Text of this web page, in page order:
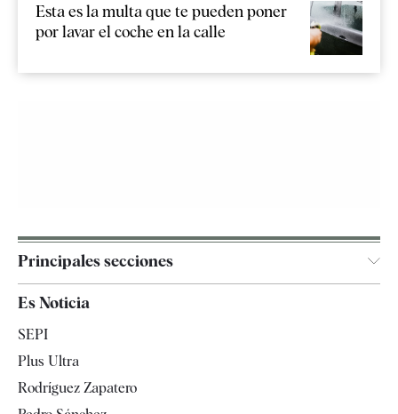
Esta es la multa que te pueden poner
por lavar el coche en la calle
Principales secciones
España
Televisión
Es Noticia
SEPI
Plus Ultra
Rodríguez Zapatero